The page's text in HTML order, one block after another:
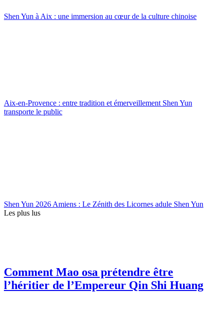
Shen Yun à Aix : une immersion au cœur de la culture chinoise
Aix-en-Provence : entre tradition et émerveillement Shen Yun
transporte le public
Shen Yun 2026 Amiens : Le Zénith des Licornes adule Shen Yun
Les plus lus
Comment Mao osa prétendre être
l’héritier de l’Empereur Qin Shi Huang